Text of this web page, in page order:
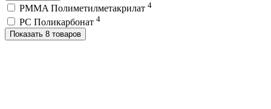
PMMA Полиметилметакрилат 4
PC Поликарбонат 4
Показать 8 товаров